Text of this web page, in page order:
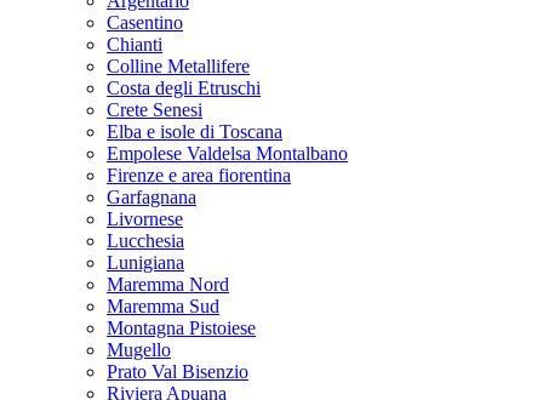
Casentino
Chianti
Colline Metallifere
Costa degli Etruschi
Crete Senesi
Elba e isole di Toscana
Empolese Valdelsa Montalbano
Firenze e area fiorentina
Garfagnana
Livornese
Lucchesia
Lunigiana
Maremma Nord
Maremma Sud
Montagna Pistoiese
Mugello
Prato Val Bisenzio
Riviera Apuana